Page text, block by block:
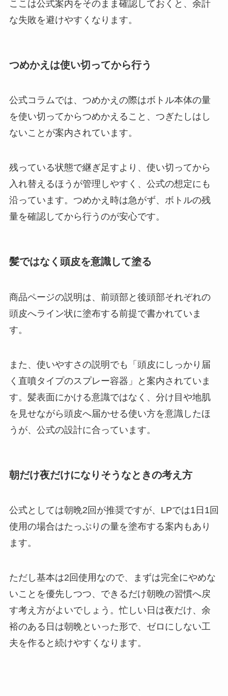
ここは公式案内をそのまま確認しておくと、余計
な失敗を避けやすくなります。
つめかえは使い切ってから行う
公式コラムでは、つめかえの際はボトル本体の量
を使い切ってからつめかえること、つぎたしはし
ないことが案内されています。
残っている状態で継ぎ足すより、使い切ってから
入れ替えるほうが管理しやすく、公式の想定にも
沿っています。つめかえ時は急がず、ボトルの残
量を確認してから行うのが安心です。
髪ではなく頭皮を意識して塗る
商品ページの説明は、前頭部と後頭部それぞれの
頭皮へライン状に塗布する前提で書かれていま
す。
また、使いやすさの説明でも「頭皮にしっかり届
く直噴タイプのスプレー容器」と案内されていま
す。髪表面にかける意識ではなく、分け目や地肌
を見せながら頭皮へ届かせる使い方を意識したほ
うが、公式の設計に合っています。
朝だけ夜だけになりそうなときの考え方
公式としては朝晩2回が推奨ですが、LPでは1日1回
使用の場合はたっぷりの量を塗布する案内もあり
ます。
ただし基本は2回使用なので、まずは完全にやめな
いことを優先しつつ、できるだけ朝晩の習慣へ戻
す考え方がよいでしょう。忙しい日は夜だけ、余
裕のある日は朝晩といった形で、ゼロにしない工
夫を作ると続けやすくなります。